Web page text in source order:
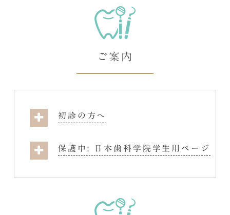
ご案内
初診の方へ
保護中: 日本歯科学院学生用ページ